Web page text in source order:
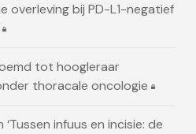
overleving bij PD-L1-negatief
tot hoogleraar
thoracale oncologie
infuus en incisie: de